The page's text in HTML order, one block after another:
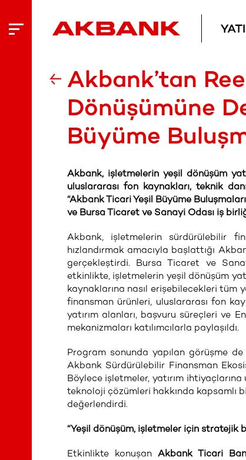
Akbank’tan
Dönüşümüne
Büyüme
Akbank, işletmelerin yeşil dönüşüm
uluslararası fon kaynakları, teknik
“Akbank Ticari Yeşil Büyüme
ve Bursa Ticaret ve Sanayi Odası iş
Akbank, işletmelerin sürdürülebilir
hızlandırmak amacıyla başlattığı
gerçekleştirdi. Bursa Ticaret ve
etkinlikte, işletmelerin yeşil dönüşüm
kaynaklarına nasıl erişebilecekleri tüm
finansman ürünleri, uluslararası fon
yatırım alanları, başvuru süreçleri ve
mekanizmaları katılımcılarla paylaşıldı.
Program sonunda yapılan görüşme
Akbank Sürdürülebilir Finansman
Böylece işletmeler, yatırım
teknoloji çözümleri hakkında kapsamlı
değerlendirdi.
“Yeşil dönüşüm, işletmeler için stratejik
Etkinlikte konuşan Akbank Ticari